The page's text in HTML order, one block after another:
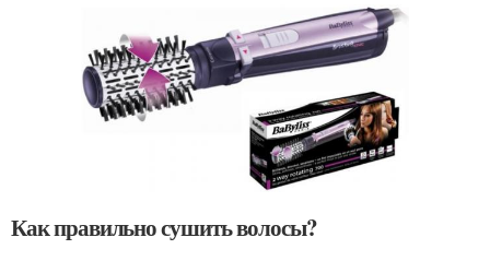
Как правильно сушить волосы?